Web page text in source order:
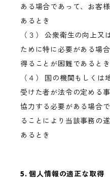
ある場合であって、お客
あるとき
（３） 公衆衛生の向上
ために特に必要がある場
得ることが困難であるとき
（４） 国の機関もしくは
受けた者が法令の定める
協力する必要がある場合
ることにより当該事務の
あるとき
5. 個人情報の適正な取得